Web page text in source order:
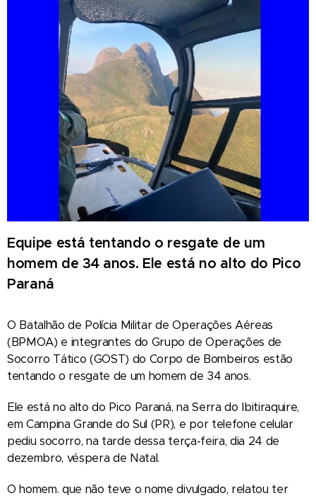
Equipe está tentando o resgate de um
homem de 34 anos. Ele está no alto do Pico
Paraná
O Batalhão de Polícia Militar de Operações Aéreas
(BPMOA) e integrantes do Grupo de Operações de
Socorro Tático (GOST) do Corpo de Bombeiros estão
tentando o resgate de um homem de 34 anos.
Ele está no alto do Pico Paraná, na Serra do Ibitiraquire,
em Campina Grande do Sul (PR), e por telefone celular
pediu socorro, na tarde dessa terça-feira, dia 24 de
dezembro, véspera de Natal.
O homem. que não teve o nome divulgado, relatou ter